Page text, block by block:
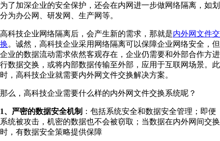
为了加深企业的安全保护，还会在内网进一步做网络隔离，如划
分为办公网、研发网、生产网等。
高科技企业网络隔离后，会产生新的需求，那就是内外网文件交
换。诚然，高科技企业采用网络隔离可以保障企业网络安全，但
企业的数据流动需求依然客观存在，企业仍需要和外部合作方进
行数据交换，或将内部数据传输至外部，应用于互联网场景。此
时，高科技企业就需要内外网文件交换解决方案。
那么，高科技企业需要什么样的内外网文件交换系统呢？
1、严密的数据安全机制 ：包括系统安全和数据安全管理；即便
系统被攻击，机密的数据也不会被窃取；当数据在内外网间交换
时，有数据安全策略提供保障